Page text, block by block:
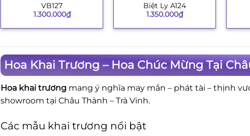
VB127
1.300.000₫
Biệt Ly A124
1.350.000₫
Hoa Khai Trương – Hoa Chúc Mừng Tại
Hoa khai trương mang ý nghĩa may mắn – phát tài – thịnh
showroom tại Châu Thành – Trà Vinh.
Các mẫu khai trương nổi bật